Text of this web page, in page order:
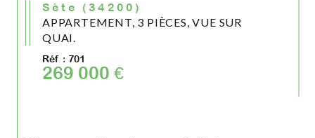
Sète (34200)
APPARTEMENT, 3 PIÈCES, VUE SUR
QUAI.
Réf : 701
269 000 €